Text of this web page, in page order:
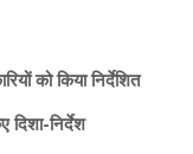
को किया निर्देशित
निर्देश